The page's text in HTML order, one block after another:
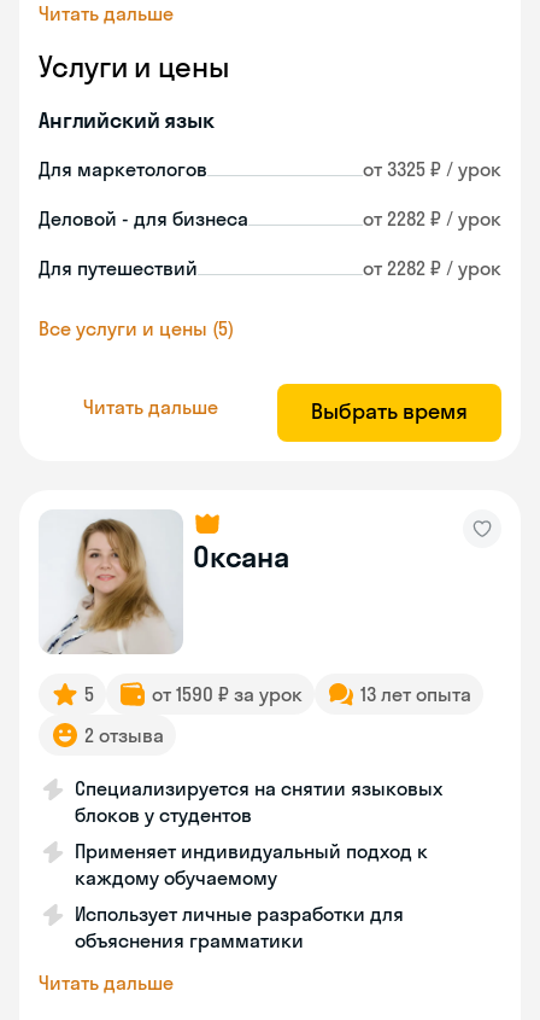
Читать дальше
Услуги и цены
Английский язык
Для маркетологов от 3325 ₽ / урок
Деловой - для бизнеса от 2282 ₽ / урок
Для путешествий от 2282 ₽ / урок
Все услуги и цены (5)
Читать дальше Выбрать время
Оксана
5 от 1590 ₽ за урок
13 лет опыта
2 отзыва
Специализируется на снятии языковых
блоков у студентов
Применяет индивидуальный подход к
каждому обучаемому
Использует личные разработки для
объяснения грамматики
Читать дальше